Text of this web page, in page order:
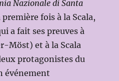
Nazionale di Santa
fois à la Scala,
a fait ses preuves à
Möst) et à la Scala
protagonistes du
événement